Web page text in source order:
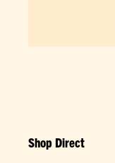
Shop Direct